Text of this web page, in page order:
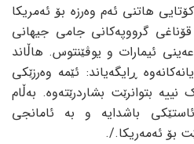
هاتنی ئەم وەرزە بۆ ئەمریکا
گرووپەکانی جامی جیهانی
عەینی ئیمارات و یوڤێنتوس. هاڵاند
ڕایگەیاند: ئێمە وەرزێکی
بتوانرێت بشاردرێتەوە. بەڵام
باشدایە و به ئامانجی
بۆ ئەمەریکا./.